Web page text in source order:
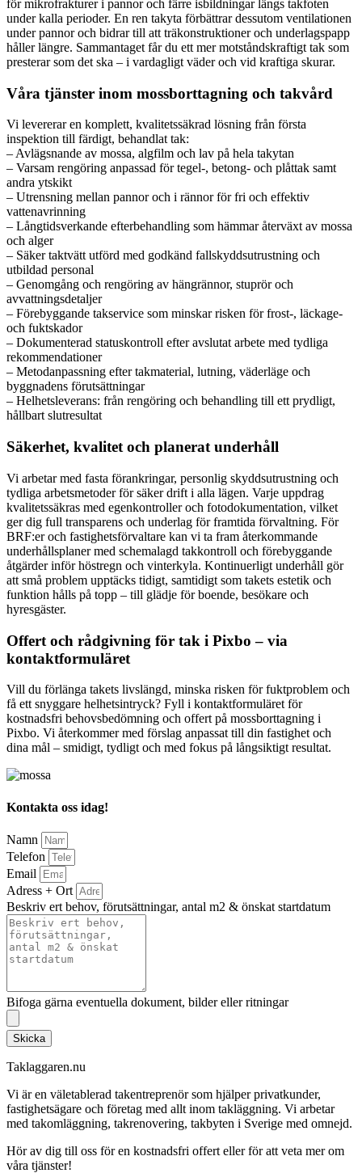
för mikrofrakturer i pannor och färre isbildningar längs takfoten
under kalla perioder. En ren takyta förbättrar dessutom ventilationen
under pannor och bidrar till att träkonstruktioner och underlagspapp
håller längre. Sammantaget får du ett mer motståndskraftigt tak som
presterar som det ska – i vardagligt väder och vid kraftiga skurar.
Våra tjänster inom mossborttagning och takvård
Vi levererar en komplett, kvalitetssäkrad lösning från första
inspektion till färdigt, behandlat tak:
– Avlägsnande av mossa, algfilm och lav på hela takytan
– Varsam rengöring anpassad för tegel-, betong- och plåttak samt
andra ytskikt
– Utrensning mellan pannor och i rännor för fri och effektiv
vattenavrinning
– Långtidsverkande efterbehandling som hämmar återväxt av mossa
och alger
– Säker taktvätt utförd med godkänd fallskyddsutrustning och
utbildad personal
– Genomgång och rengöring av hängrännor, stuprör och
avvattningsdetaljer
– Förebyggande takservice som minskar risken för frost-, läckage-
och fuktskador
– Dokumenterad statuskontroll efter avslutat arbete med tydliga
rekommendationer
– Metodanpassning efter takmaterial, lutning, väderläge och
byggnadens förutsättningar
– Helhetsleverans: från rengöring och behandling till ett prydligt,
hållbart slutresultat
Säkerhet, kvalitet och planerat underhåll
Vi arbetar med fasta förankringar, personlig skyddsutrustning och
tydliga arbetsmetoder för säker drift i alla lägen. Varje uppdrag
kvalitetssäkras med egenkontroller och fotodokumentation, vilket
ger dig full transparens och underlag för framtida förvaltning. För
BRF:er och fastighetsförvaltare kan vi ta fram återkommande
underhållsplaner med schemalagd takkontroll och förebyggande
åtgärder inför höstregn och vinterkyla. Kontinuerligt underhåll gör
att små problem upptäcks tidigt, samtidigt som takets estetik och
funktion hålls på topp – till glädje för boende, besökare och
hyresgäster.
Offert och rådgivning för tak i Pixbo – via
kontaktformuläret
Vill du förlänga takets livslängd, minska risken för fuktproblem och
få ett snyggare helhetsintryck? Fyll i kontaktformuläret för
kostnadsfri behovsbedömning och offert på mossborttagning i
Pixbo. Vi återkommer med förslag anpassat till din fastighet och
dina mål – smidigt, tydligt och med fokus på långsiktigt resultat.
Kontakta oss idag!
Namn
Telefon
Email
Adress + Ort
Beskriv ert behov, förutsättningar, antal m2 & önskat startdatum
Bifoga gärna eventuella dokument, bilder eller ritningar
Skicka
Taklaggaren.nu
Vi är en väletablerad takentreprenör som hjälper privatkunder,
fastighetsägare och företag med allt inom takläggning. Vi arbetar
med takomläggning, takrenovering, takbyten i Sverige med omnejd.
Hör av dig till oss för en kostnadsfri offert eller för att veta mer om
våra tjänster!